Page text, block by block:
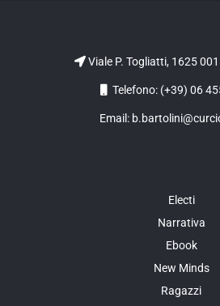
Viale P. Togliatti, 1625
Telefono: (+39) 06
Email:
Electi
Narrativa
Ebook
New Minds
Ragazzi